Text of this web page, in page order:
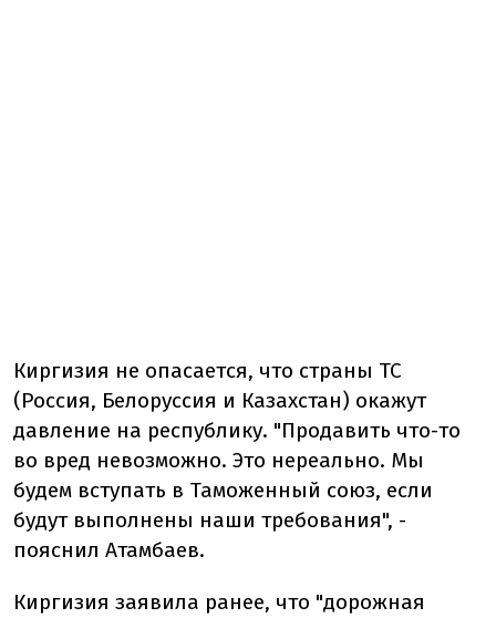
Киргизия не опасается, что страны ТС
(Россия, Белоруссия и Казахстан) окажут
давление на республику. "Продавить что-то
во вред невозможно. Это нереально. Мы
будем вступать в Таможенный союз, если
будут выполнены наши требования", -
пояснил Атамбаев.
Киргизия заявила ранее, что "дорожная